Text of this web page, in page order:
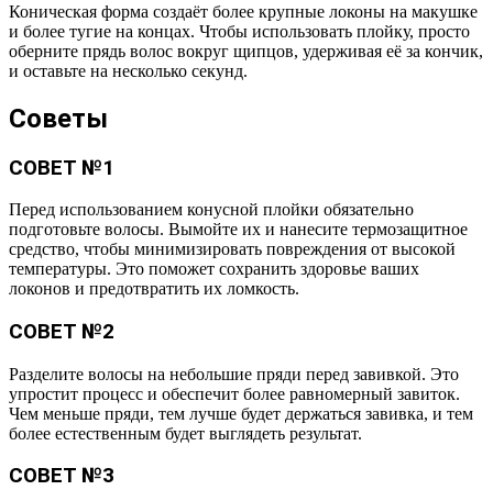
Коническая форма создаёт более крупные локоны на макушке
и более тугие на концах. Чтобы использовать плойку, просто
оберните прядь волос вокруг щипцов, удерживая её за кончик,
и оставьте на несколько секунд.
Советы
СОВЕТ №1
Перед использованием конусной плойки обязательно
подготовьте волосы. Вымойте их и нанесите термозащитное
средство, чтобы минимизировать повреждения от высокой
температуры. Это поможет сохранить здоровье ваших
локонов и предотвратить их ломкость.
СОВЕТ №2
Разделите волосы на небольшие пряди перед завивкой. Это
упростит процесс и обеспечит более равномерный завиток.
Чем меньше пряди, тем лучше будет держаться завивка, и тем
более естественным будет выглядеть результат.
СОВЕТ №3